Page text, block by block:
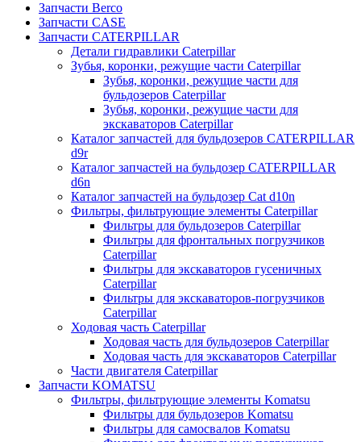
Запчасти Berco
Запчасти CASE
Запчасти CATERPILLAR
Детали гидравлики Caterpillar
Зубья, коронки, режущие части Caterpillar
Зубья, коронки, режущие части для
бульдозеров Caterpillar
Зубья, коронки, режущие части для
экскаваторов Caterpillar
Каталог запчастей для бульдозеров CATERPILLAR
d9r
Каталог запчастей на бульдозер CATERPILLAR
d6n
Каталог запчастей на бульдозер Сat d10n
Фильтры, фильтрующие элементы Caterpillar
Фильтры для бульдозеров Caterpillar
Фильтры для фронтальных погрузчиков
Caterpillar
Фильтры для экскаваторов гусеничных
Caterpillar
Фильтры для экскаваторов-погрузчиков
Caterpillar
Ходовая часть Caterpillar
Ходовая часть для бульдозеров Caterpillar
Ходовая часть для экскаваторов Caterpillar
Части двигателя Caterpillar
Запчасти KOMATSU
Фильтры, фильтрующие элементы Komatsu
Фильтры для бульдозеров Komatsu
Фильтры для самосвалов Komatsu